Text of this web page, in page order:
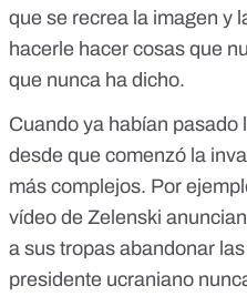
que se recrea la imagen y
hacerle hacer cosas que
que nunca ha dicho.
Cuando ya habían pasado
desde que comenzó la
más complejos. Por
vídeo de Zelenski
a sus tropas abandonar
presidente ucraniano